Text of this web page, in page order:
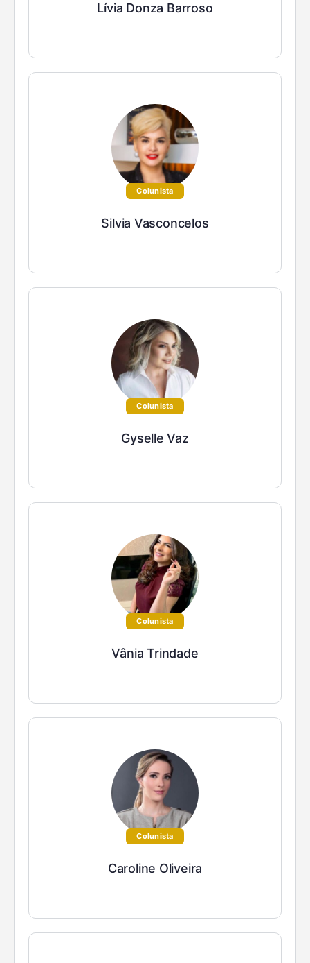
Lívia Donza Barroso
Colunista
Silvia Vasconcelos
Colunista
Gyselle Vaz
Colunista
Vânia Trindade
Colunista
Caroline Oliveira